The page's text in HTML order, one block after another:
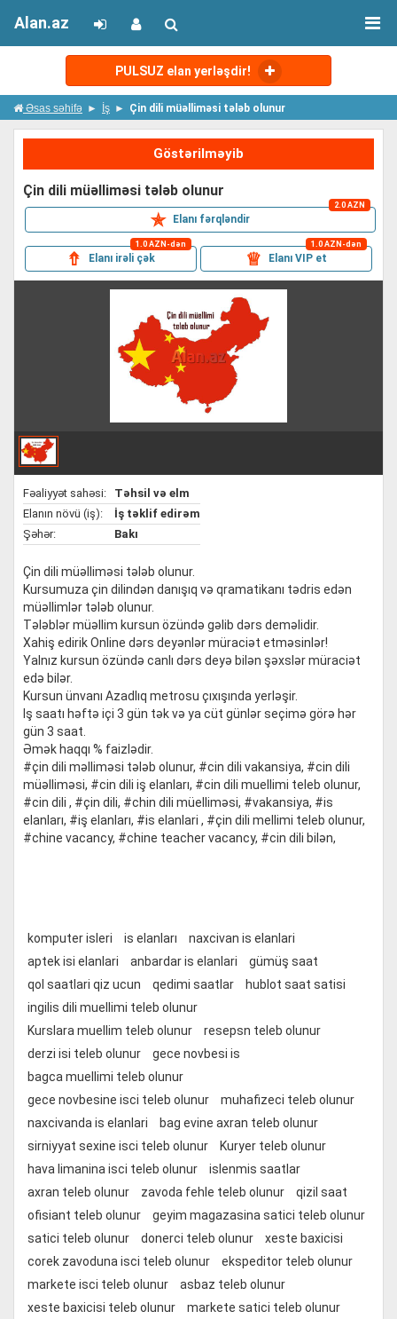
PULSUZ elan yerləşdir!
Alan.az
Əsas səhifə İş Çin dili müəlliməsi tələb olunur
Göstərilməyib
çin dili müəlliməsi tələb olunur
✯ Elanı fərqləndir
2.0 AZN
⇮ Elanı irəli çək
1.0 AZN-dən
♕ Elanı VIP et
1.0 AZN-dən
Fəaliyyət sahəsi:
Təhsil və elm
Elanın növü (iş):
İş təklif edirəm
Şəhər:
Bakı
Çin dili müəlliməsi tələb olunur.
Kursumuza çin dilindən danışıq və qramatikanı tədris edən
müəllimlər tələb olunur.
Tələblər müəllim kursun özündə gəlib dərs deməlidir.
Xahiş edirik Online dərs deyənlər müraciət etməsinlər!
Yalnız kursun özündə canlı dərs deyə bilən şəxslər müraciət
edə bilər.
Kursun ünvanı Azadlıq metrosu çıxışında yerləşir.
Iş saatı həftə içi 3 gün tək və ya cüt günlər seçimə görə hər
gün 3 saat.
Əmək haqqı % faizlədir.
#çin dili məlliməsi tələb olunur, #cin dili vakansiya, #cin dili
müəlliməsi, #cin dili iş elanları, #cin dili muellimi teleb olunur,
#cin dili , #çin dili, #chin dili müelliməsi, #vakansiya, #is
elanları, #iş elanları, #is elanlari , #çin dili mellimi teleb olunur,
#chine vacancy, #chine teacher vacancy, #cin dili bilən,
komputer isleri is elanları
naxcivan is elanlari
aptek isi elanlari
anbardar is elanlari
gümüş saat
qol saatlari qiz ucun
qedimi saatlar
hublot saat satisi
ingilis dili muellimi teleb olunur
Kurslara muellim teleb olunur
resepsn teleb olunur
derzi isi teleb olunur
gece novbesi is
bagca muellimi teleb olunur
gece novbesine isci teleb olunur
muhafizeci teleb olunur
naxcivanda is elanlari
bag evine axran teleb olunur
sirniyyat sexine isci teleb olunur
Kuryer teleb olunur
hava limanina isci teleb olunur
islenmis saatlar
axran teleb olunur
zavoda fehle teleb olunur
qizil saat
ofisiant teleb olunur
geyim magazasina satici teleb olunur
satici teleb olunur
donerci teleb olunur
xeste baxicisi
corek zavoduna isci teleb olunur
ekspeditor teleb olunur
markete isci teleb olunur
asbaz teleb olunur
xeste baxicisi teleb olunur
markete satici teleb olunur